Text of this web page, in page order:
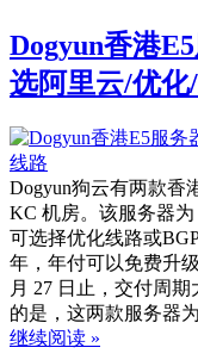
Dogyun香港
选阿里云/优化
Dogyun狗云有两款香
KC 机房。该服务器
可选择优化线路或
年，年付可以免费升
月 27 日止，交付周
的是，这两款服务器
继续阅读 »